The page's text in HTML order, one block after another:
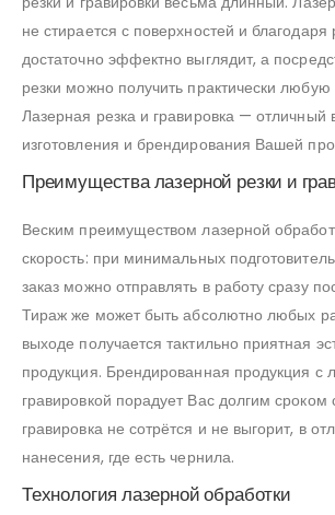
не стирается с поверхностей и
достаточно эффектно выглядит, а
резки можно получить практически
Лазерная резка и гравировка — отличный
изготовления и брендирования Вашей
Преимущества лазерной резки и
Веским преимуществом лазерной
скорость: при минимальных
заказ можно отправлять в работу сразу
Тираж же может быть абсолютно любых
выходе получается тактильно приятная
продукция. Брендированная продукция с
гравировкой порадует Вас долгим сроком
гравировка не сотрётся и не выгорит, в
нанесения, где есть чернила.
Технология лазерной обработки